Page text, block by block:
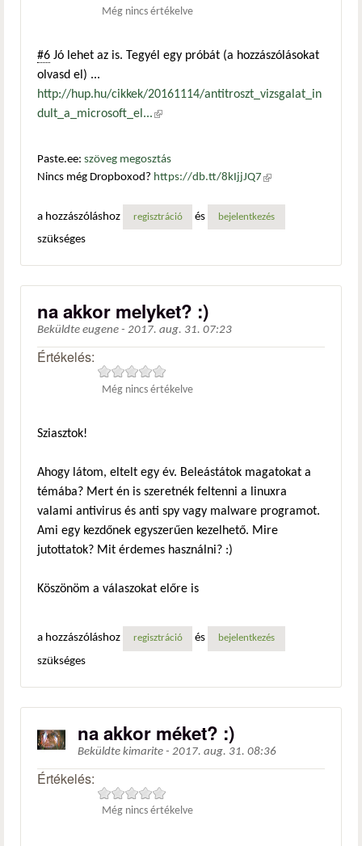
Még nincs értékelve
#6 Jó lehet az is. Tegyél egy próbát (a hozzászólásokat
olvasd el) ...
http://hup.hu/cikkek/20161114/antitroszt_vizsgalat_in
dult_a_microsoft_el...(külső hivatkozás)
Paste.ee: szöveg megosztás
Nincs még Dropboxod? https://db.tt/8kIjjJQ7 (külső
a hozzászóláshoz
regisztráció és bejelentkezés
szükséges
na akkor melyket? :)
Beküldte eugene - 2017. aug. 31. 07:23
Értékelés:
Még nincs értékelve
Sziasztok!
Ahogy látom, eltelt egy év. Beleástátok magatokat a
témába? Mert én is szeretnék feltenni a linuxra
valami antivirus és anti spy vagy malware programot.
Ami egy kezdőnek egyszerűen kezelhető. Mire
jutottatok? Mit érdemes használni? :)
Köszönöm a válaszokat előre is
a hozzászóláshoz regisztráció és bejelentkezés
szükséges
na akkor méket? :)
Beküldte kimarite - 2017. aug. 31. 08:36
Értékelés:
Még nincs értékelve